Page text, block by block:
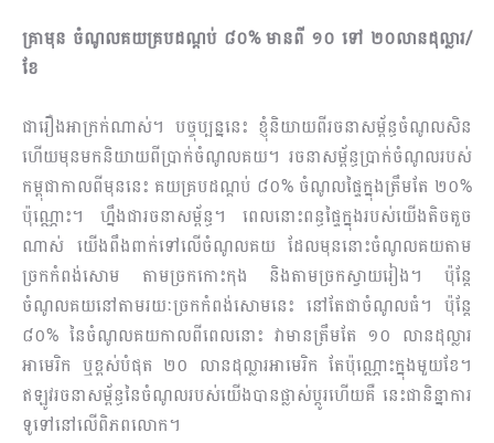
គ្រាមុន ចំណូលគយគ្របដណ្តប់ ៨០% មានពី ១០ ទៅ ២០លានដុល្លារ/
ខែ
ជារឿងអាក្រក់ណាស់។ បច្ចុប្បន្ននេះ ខ្ញុំនិយាយពីរចនាសម័្ពន្ធចំណូលសិន
ហើយមុនមកនិយាយពីប្រាក់ចំ​ណូល​គយ។ រចនាសម្ព័ន្ធប្រាក់ចំណូលរបស់
កម្ពុជាកាលពីមុននេះ គយគ្របដណ្តប់ ៨០% ចំណូលផ្ទៃក្នុងត្រឹមតែ ២០%
ប៉ុណ្ណោះ។ ហ្នឹងជារចនាសម្ព័ន្ធ។ ពេលនោះពន្ធផ្ទៃក្នុងរបស់យើងតិចតួច
ណាស់ យើងពឹងពាក់ទៅលើចំ​ណូលគយ ដែលមុននោះចំណូលគយតាម
ច្រកកំពង់សោម តាមច្រកកោះកុង និងតាមច្រកស្វាយរៀង។ ប៉ុន្តែ
ចំណូលគយនៅតាមរយៈច្រកកំពង់សោមនេះ នៅតែជាចំណូលធំ។ ប៉ុន្តែ
៨០% នៃចំណូលគយកាលពីពេលនោះ វាមានត្រឹមតែ ១០ លានដុល្លារ
អាមេរិក ឬខ្ពស់បំផុត ២០ លានដុល្លារអាមេរិក តែប៉ុណ្ណោះក្នុងមួយខែ។
ឥឡូវ​រចនាសម្ព័ន្ធនៃចំណូលរបស់យើងបានផ្លាស់ប្តូរហើយគឺ នេះជានិន្នាការ
ទូទៅនៅលើពិភពលោក។